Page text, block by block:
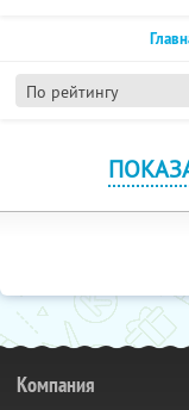
По рейтингу
Компания